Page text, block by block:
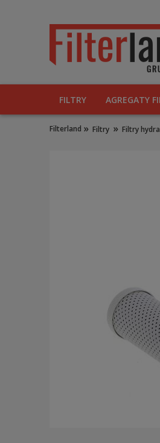
FILTRY AGREGATY
Filterland » Filtry » Filtry